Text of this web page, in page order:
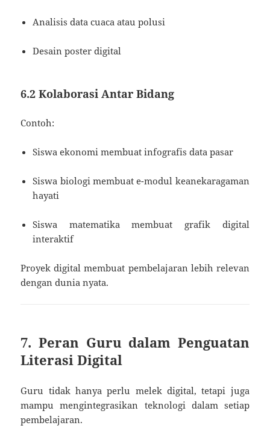
Analisis data cuaca atau polusi
Desain poster digital
6.2 Kolaborasi Antar Bidang
Contoh:
Siswa ekonomi membuat infografis data pasar
Siswa biologi membuat e-modul keanekaragaman
hayati
Siswa matematika membuat grafik digital
interaktif
Proyek digital membuat pembelajaran lebih relevan
dengan dunia nyata.
7. Peran Guru dalam Penguatan
Literasi Digital
Guru tidak hanya perlu melek digital, tetapi juga
mampu mengintegrasikan teknologi dalam setiap
pembelajaran.